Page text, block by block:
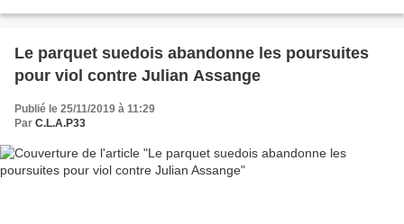
Le parquet suedois abandonne les poursuites
pour viol contre Julian Assange
Publié le 25/11/2019 à 11:29
Par C.L.A.P33